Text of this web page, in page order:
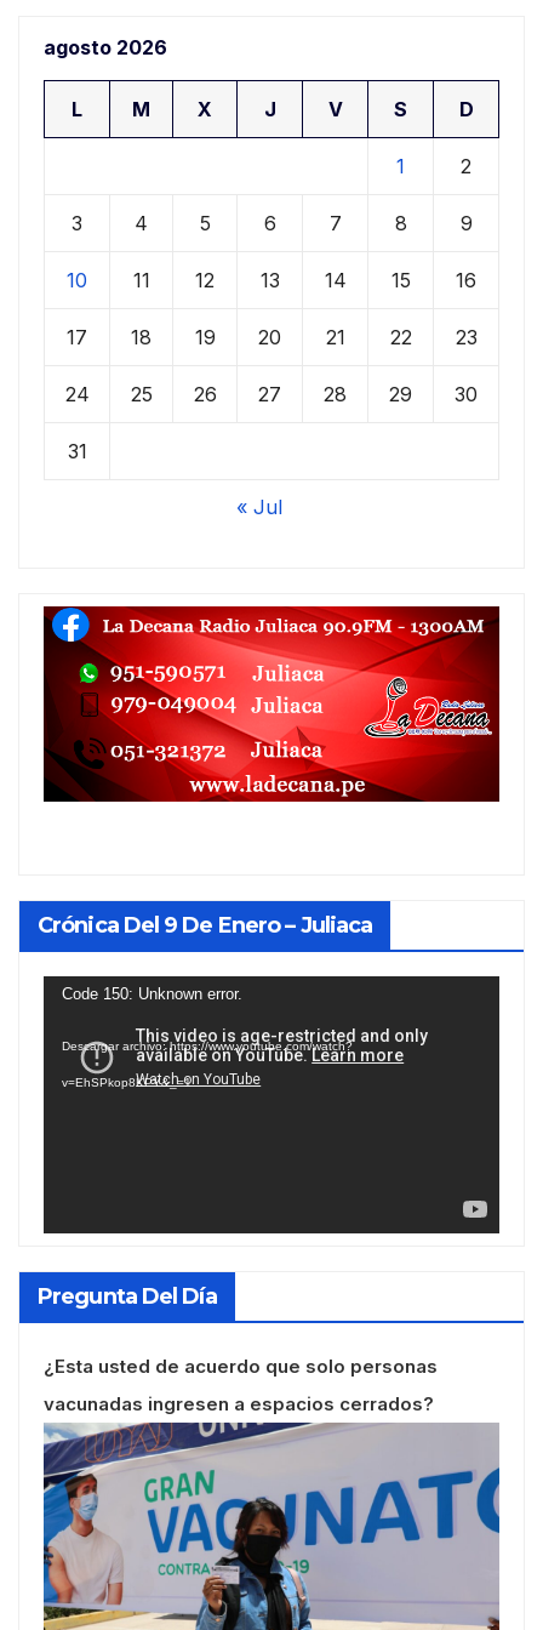
agosto 2026
L M X J V S D
1 2
3 4 5 6 7 8 9
10 11 12 13 14 15 16
17 18 19 20 21 22 23
24 25 26 27 28 29 30
31
« Jul
Crónica Del 9 De Enero – Juliaca
Reproductor
vídeo
Code 150: Unknown error.
Descargar archivo: https://www.youtube.com/watch?
v=EhSPkop8KPY&_=1
Pregunta Del Día
¿Esta usted de acuerdo que solo personas
vacunadas ingresen a espacios cerrados?